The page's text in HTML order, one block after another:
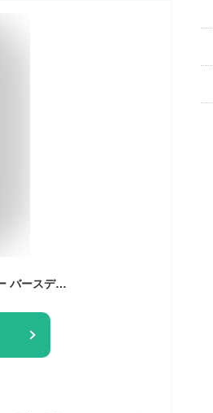
Lausatek 誕生日 バルーン 飾り付け 風船 ハッピー バースデー happy birthday ガーランド ハート風船 紙吹雪風船 装飾 お祝い サプライズ シルバー ブルー パーティーセット